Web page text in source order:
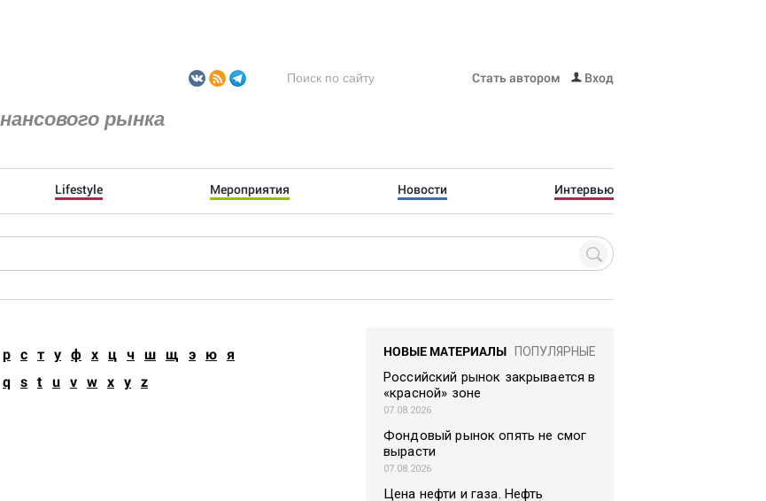
рынка
Стать автором Вход
Lifestyle Мероприятия Новости Интервью
р с т у ф х ц ч ш щ э ю я
q s t u v w x y z
НОВЫЕ МАТЕРИАЛЫ ПОПУЛЯРНЫЕ
Российский рынок закрывается в
«красной» зоне
07.08.2026
Фондовый рынок опять не смог
вырасти
07.08.2026
Цена нефти и газа. Нефть